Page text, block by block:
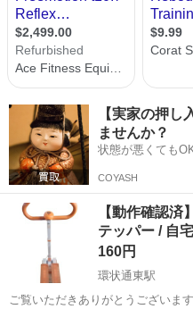
【実家の押し
ませんか？
状態が悪くても
COYASH
【動作確認
テッパー / 自
160円
環状通東駅
ご覧いただきありがとうございま